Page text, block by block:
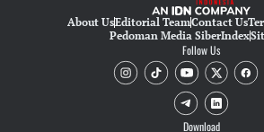
About UsEditorial TeamContact Us
Pedoman Media SiberIndex
Follow Us
Download